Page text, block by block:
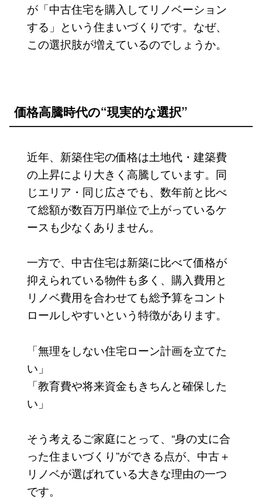
が「中古住宅を購入してリノベーション
する」という住まいづくりです。なぜ、
この選択肢が増えているのでしょうか。
価格高騰時代の“現実的な選択”
近年、新築住宅の価格は土地代・建築費
の上昇により大きく高騰しています。同
じエリア・同じ広さでも、数年前と比べ
て総額が数百万円単位で上がっているケ
ースも少なくありません。
一方で、中古住宅は新築に比べて価格が
抑えられている物件も多く、購入費用と
リノベ費用を合わせても総予算をコント
ロールしやすいという特徴があります。
「無理をしない住宅ローン計画を立てた
い」
「教育費や将来資金もきちんと確保した
い」
そう考えるご家庭にとって、“身の丈に合
った住まいづくり”ができる点が、中古＋
リノベが選ばれている大きな理由の一つ
です。